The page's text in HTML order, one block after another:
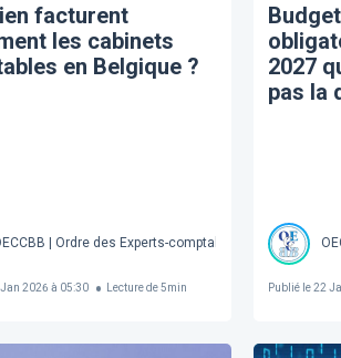
de Belgique Société Royale
facturent
les cabinets
en Belgique ?
| Ordre des Experts-comptables et Comptables
2026 à 05:30 Lecture de5min
2027
pas la
Publié le22